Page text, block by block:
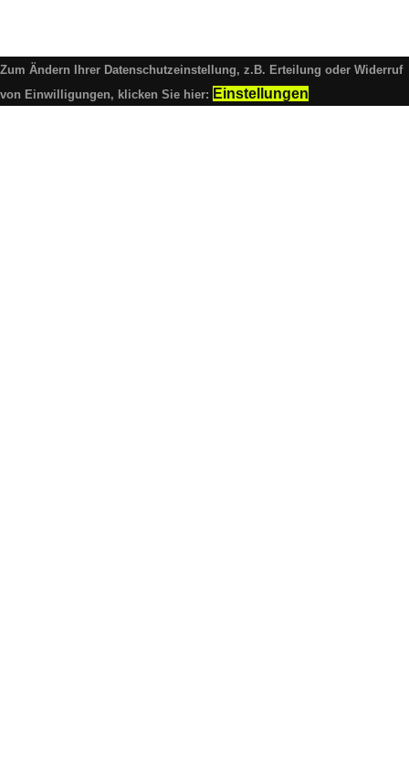
Zum Ändern Ihrer Datenschutzeinstellung, z.B. Erteilung oder Widerruf
von Einwilligungen, klicken Sie hier: Einstellungen